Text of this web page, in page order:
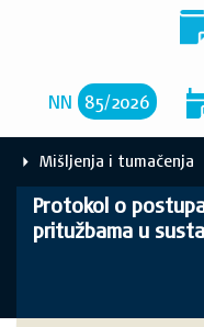
NN 85/2026
Mišljenja i tumačenja
Protokol o
pritužbama u